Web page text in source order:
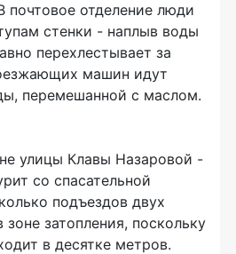
отделение люди
стенки - наплыв воды
перехлестывает за
машин идут
перемешанной с маслом.
улицы Клавы Назаровой -
со спасательной
подъездов двух
затопления, поскольку
в десятке метров.